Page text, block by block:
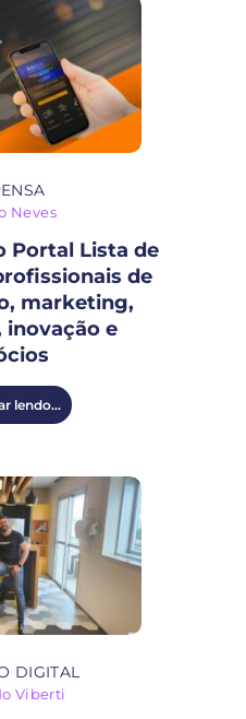
Neves
Portal Lista de
de
marketing,
e
lendo...
DIGITAL
Viberti